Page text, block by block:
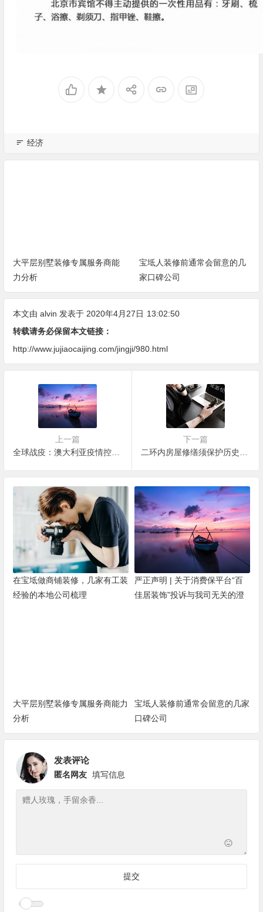
经济
大平层别墅装修专属服务商能
力分析
宝坻人装修前通常会留意的几
家口碑公司
本文由 alvin 发表于 2020年4月27日 13:02:50
转载请务必保留本文链接：
http://www.jujiaocaijing.com/jingji/980.html
上一篇
全球战疫：澳大利亚疫情控制向好 专家：天时地利人和
下一篇
在宝坻做商铺装修，几家有工装
经验的本地公司梳理
严正声明 | 关于消费保平台“百
佳居装饰”投诉与我司无关的澄
大平层别墅装修专属服务商能力
分析
宝坻人装修前通常会留意的几家
口碑公司
发表评论
匿名网友 填写信息